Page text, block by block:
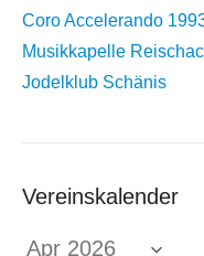
Coro Accelerando
Musikkapelle
Jodelklub Schänis
Vereinskalender